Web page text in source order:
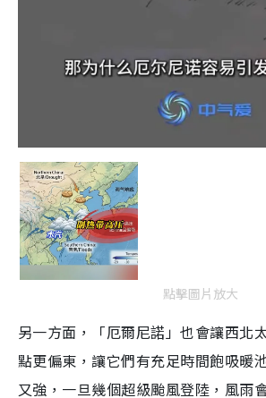
點擊圖片放大
另一方面，「厄爾尼諾」也會讓西北
點更偏東，讓它們有充足時間飽吸暖
又強，一旦幾個超級颱風登陸，風雨